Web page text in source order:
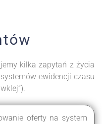
kilka zapytań z życia
ewidencji czasu
oferty na system